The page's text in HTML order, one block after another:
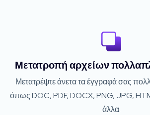
Μετατροπή αρχείων
Μετατρέψτε άνετα τα έγγραφά σας
όπως DOC, PDF, DOCX, PNG, JPG,
άλλα.